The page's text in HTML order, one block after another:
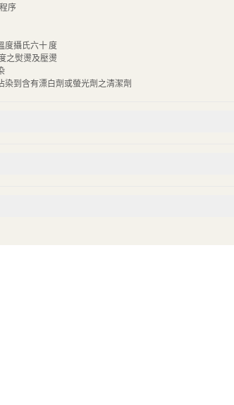
序
度攝氏六十 度
之熨燙及壓燙
到含有漂白劑或螢光劑之清潔劑